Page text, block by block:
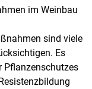
im Weinbau
sind viele
Es
Pflanzenschutzes